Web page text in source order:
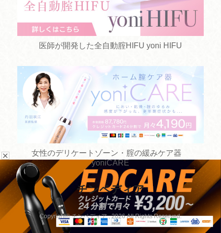
お悩みから探す
手術方法から探す
病院を探す
手術以外の治療から探す
✕
医師が開発した全自動腟HIFU yoni HIFU
女性のデリケートゾーン・腟の緩みケア器
yoniCARE
チンペディア
Copyright© チンペディア , 2026 All Rights Reserved.